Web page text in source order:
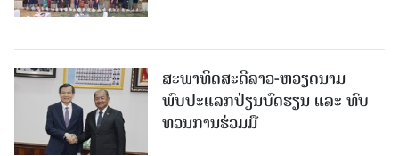
ສະພາທິດສະດີລາວ-ຫວຽດນາມ
ພົບປະແລກປ່ຽນບົດຮຽນ ແລະ ທົບ
ທວນການຮ່ວມມື